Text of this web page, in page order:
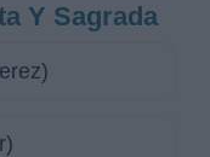
Y Sagrada